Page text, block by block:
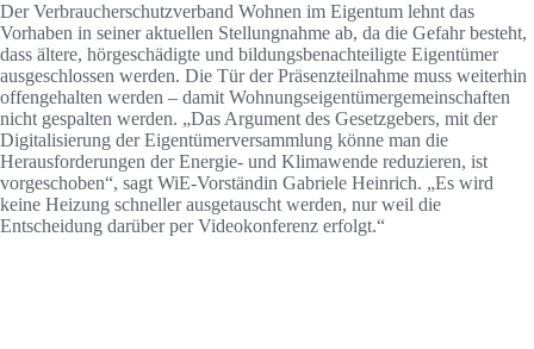
Der Verbraucherschutzverband Wohnen im Eigentum lehnt das
Vorhaben in seiner aktuellen Stellungnahme ab, da die Gefahr besteht,
dass ältere, hörgeschädigte und bildungsbenachteiligte Eigentümer
ausgeschlossen werden. Die Tür der Präsenzteilnahme muss weiterhin
offengehalten werden – damit Wohnungseigentümergemeinschaften
nicht gespalten werden. „Das Argument des Gesetzgebers, mit der
Digitalisierung der Eigentümerversammlung könne man die
Herausforderungen der Energie- und Klimawende reduzieren, ist
vorgeschoben“, sagt WiE-Vorständin Gabriele Heinrich. „Es wird
keine Heizung schneller ausgetauscht werden, nur weil die
Entscheidung darüber per Videokonferenz erfolgt.“